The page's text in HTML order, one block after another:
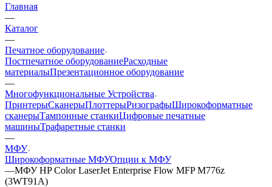
Главная
—
Каталог
—
Печатное оборудование
Постпечатное оборудованиеРасходные
материалыПрезентационное оборудование
—
Многофункциональные Устройства
ПринтерыСканерыПлоттерыРизографыШирокоформатные
сканерыТампонные станкиЦифровые печатные
машиныТрафаретные станки
—
МФУ
Широкоформатные МФУОпции к МФУ
—МФУ HP Color LaserJet Enterprise Flow MFP M776z
(3WT91A)